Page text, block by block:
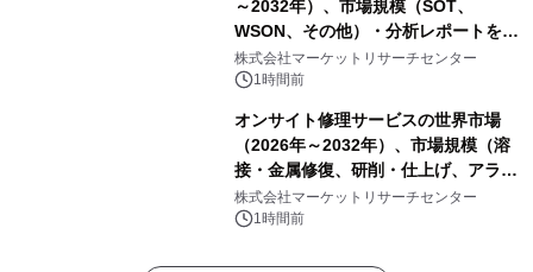
～2032年）、市場規模（SOT、
WSON、その他）・分析レポートを発
表
株式会社マーケットリサーチセンター
1時間前
オンサイト修理サービスの世界市場
（2026年～2032年）、市場規模（溶
接・金属修復、研削・仕上げ、アライ
メント、その他）・分析レポートを発
表
株式会社マーケットリサーチセンター
1時間前